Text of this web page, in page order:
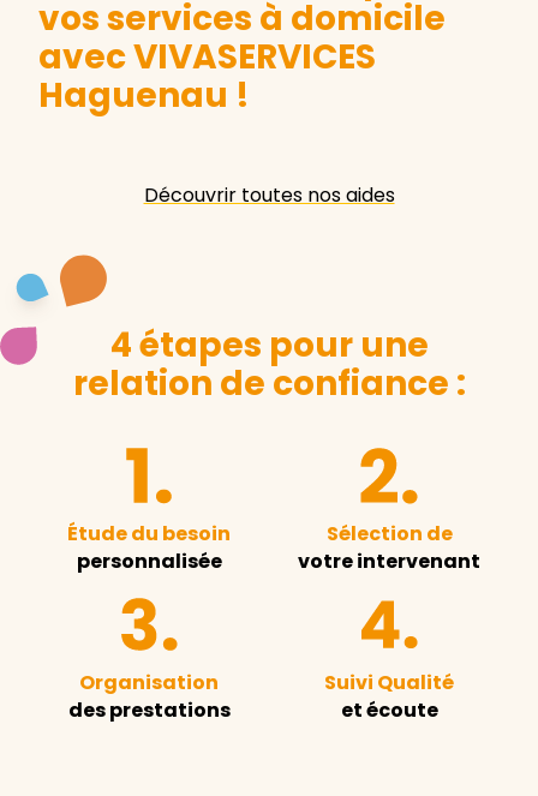
vos services à domicile
avec VIVASERVICES
Haguenau !
Découvrir toutes nos aides
4 étapes pour une
relation de confiance :
Étude du besoin
personnalisée
Sélection de
votre intervenant
Organisation
des prestations
Suivi Qualité
et écoute